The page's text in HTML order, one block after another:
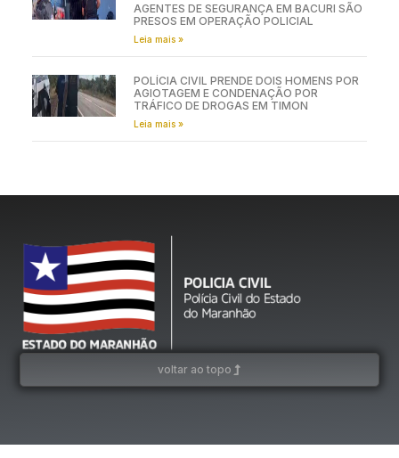
AGENTES DE SEGURANÇA EM BACURI SÃO
PRESOS EM OPERAÇÃO POLICIAL
Leia mais »
POLÍCIA CIVIL PRENDE DOIS HOMENS POR
AGIOTAGEM E CONDENAÇÃO POR
TRÁFICO DE DROGAS EM TIMON
Leia mais »
voltar ao topo